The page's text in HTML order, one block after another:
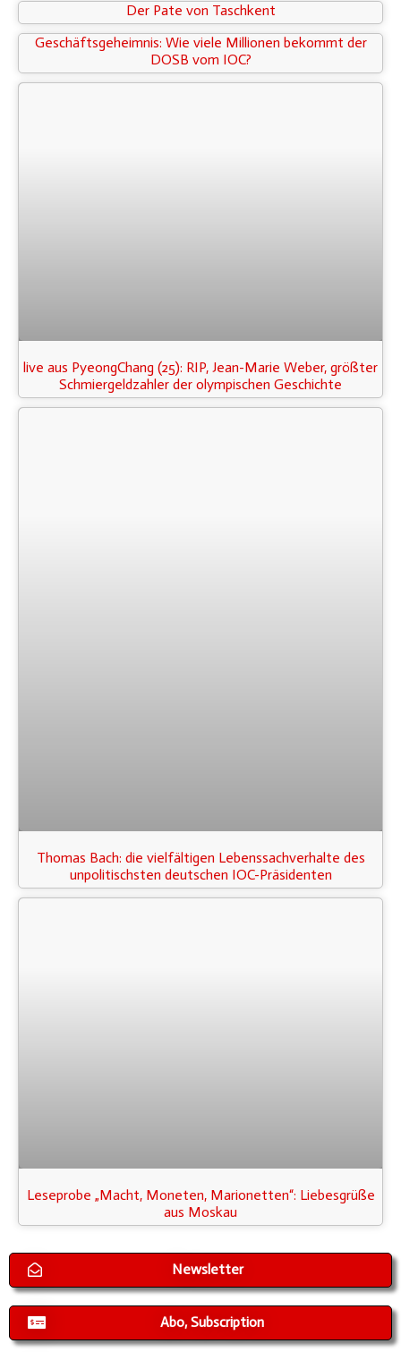
Der Pate von Taschkent
Geschäftsgeheimnis: Wie viele Millionen bekommt der
DOSB vom IOC?
live aus PyeongChang (25): RIP, Jean-Marie Weber, größter
Schmiergeldzahler der olympischen Geschichte
Thomas Bach: die vielfältigen Lebenssachverhalte des
unpolitischsten deutschen IOC-Präsidenten
Leseprobe „Macht, Moneten, Marionetten“: Liebesgrüße
aus Moskau
Newsletter
Abo, Subscription